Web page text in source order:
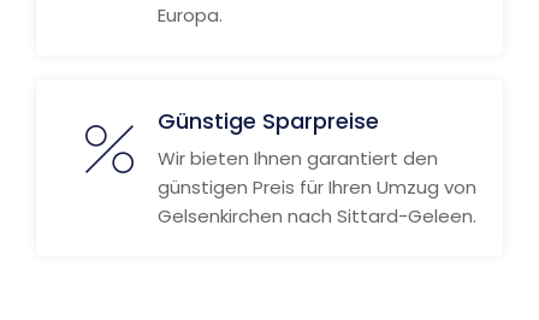
Europa.
Günstige Sparpreise
Wir bieten Ihnen garantiert den
günstigen Preis für Ihren Umzug von
Gelsenkirchen nach Sittard-Geleen.